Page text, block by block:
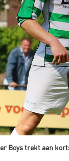
Boys trekt aan